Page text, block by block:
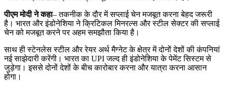
पीएम मोदी ने कहा– तकनीक के दौर में सप्लाई चेन मजबूत करना बेहद जरूरी
है। भारत और इंडोनेशिया ने क्रिटिकल मिनरल्स और स्टील सेक्टर की सप्लाई
चेन को मजबूत करने पर अहम समझौता किया है।
साथ ही स्टेनलेस स्टील और रेयर अर्थ मैग्नेट के क्षेत्र में दोनों देशों की कंपनियां
नई साझेदारी करेंगी। भारत का UPI जल्द ही इंडोनेशिया के पेमेंट सिस्टम से
जुड़ेगा। इससे दोनों देशों के बीच कारोबार करना और यात्रा करना आसान
होगा।